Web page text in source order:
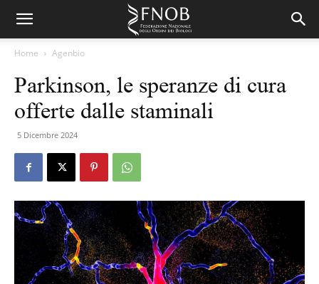
Home Agenbio
Parkinson, le speranze di cura
offerte dalle staminali
5 Dicembre 2024